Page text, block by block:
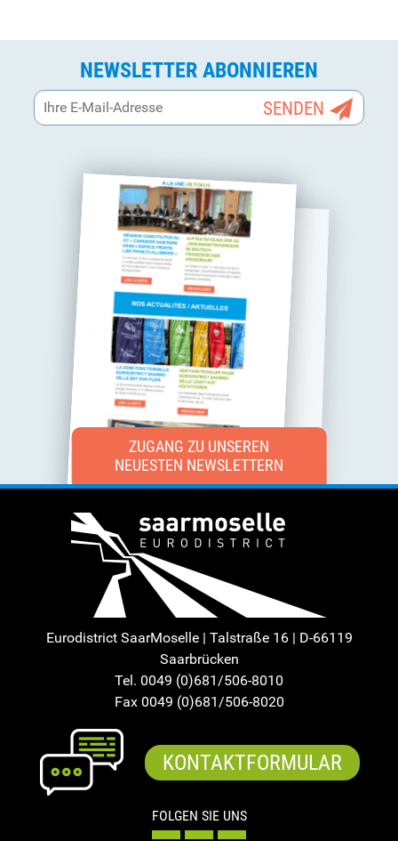
NEWSLETTER ABONNIEREN
ZUGANG ZU UNSEREN
NEUESTEN NEWSLETTERN
Eurodistrict SaarMoselle | Talstraße 16 | D-66119
Saarbrücken
Tel. 0049 (0)681/506-8010
Fax 0049 (0)681/506-8020
KONTAKTFORMULAR
FOLGEN SIE UNS